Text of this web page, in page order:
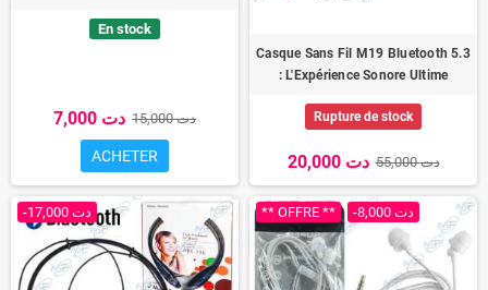
En stock
7,000 دت 15,000 دت
ACHETER
Casque Sans Fil M19 Bluetooth 5.3
: L'Expérience Sonore Ultime
Rupture de stock
20,000 دت 55,000 دت
-17,000 دت ** OFFRE ** -8,000 دت